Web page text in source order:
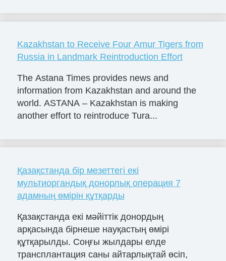
Kazakhstan to Receive Four Amur Tigers from
Russia in Landmark Reintroduction Effort
The Astana Times provides news and
information from Kazakhstan and around the
world. ASTANA – Kazakhstan is making
another effort to reintroduce Tura...
Қазақстанда бір мезеттегі екі
мультиоргандық донорлық операция 7
адамның өмірін құтқарды
Қазақстанда екі мәйіттік донордың
арқасында бірнеше науқастың өмірі
құтқарылды. Соңғы жылдары елде
трансплантация саны айтарлықтай өсіп,